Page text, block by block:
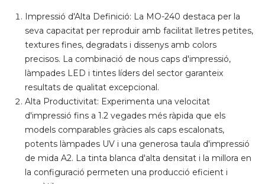
Impressió d'Alta Definició: La MO-240 destaca per la
seva capacitat per reproduir amb facilitat lletres petites,
textures fines, degradats i dissenys amb colors
precisos. La combinació de nous caps d'impressió,
làmpades LED i tintes líders del sector garanteix
resultats de qualitat excepcional.
Alta Productivitat: Experimenta una velocitat
d'impressió fins a 1.2 vegades més ràpida que els
models comparables gràcies als caps escalonats,
potents làmpades UV i una generosa taula d'impressió
de mida A2. La tinta blanca d'alta densitat i la millora en
la configuració permeten una producció eficient i